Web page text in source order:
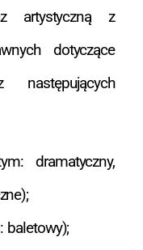
artystyczną z
dotyczące
następujących
dramatyczny,
baletowy);